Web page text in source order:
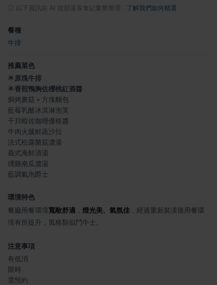
以下資訊由 AI 從部落客食記彙整整理 了解我們如何精選
餐種
牛排
推薦菜色
🌟 原塊牛排
🌟香煎鴨胸佐櫻桃紅酒醬
焗烤蘑菇＋方塊麵包
藍莓乳酪冰淇淋泡芙
干貝蝦佐咖哩優格醬
牛肉火腿鮮蔬沙拉
法式松露菌菇濃湯
義式海鮮清湯
燻雞南瓜濃湯
藍調氣泡爵士
環境特色
餐廳用餐環境寬敞舒適 ， 燈光美、氣氛佳 ，經過重新裝潢後用餐環
境有所提升，風格類似鬥牛士。
注意事項
有低消
限時
需預約